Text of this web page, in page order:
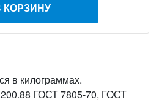
КОРЗИНУ
в килограммах.
ГОСТ 7805-70, ГОСТ